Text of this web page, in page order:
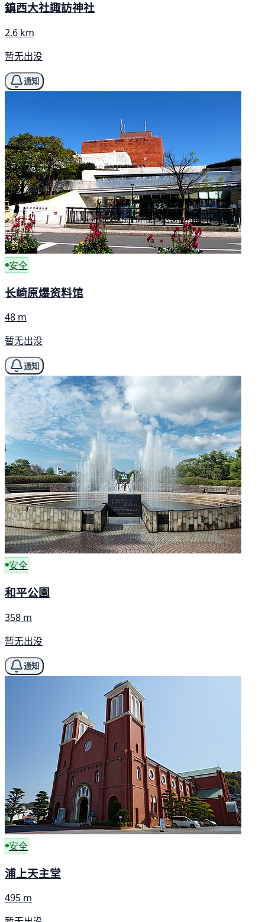
鎮西大社諏訪神社
2.6 km
暂无出没
通知
安全
长崎原爆资料馆
48 m
暂无出没
通知
安全
和平公園
358 m
暂无出没
通知
安全
浦上天主堂
495 m